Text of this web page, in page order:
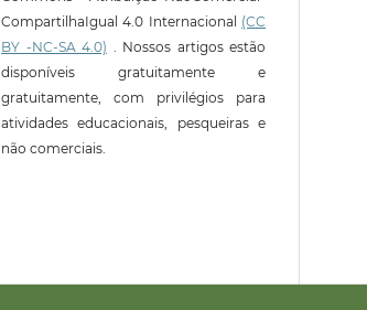
CompartilhaIgual 4.0 Internacional (CC
BY -NC-SA 4.0) . Nossos artigos estão
disponíveis gratuitamente e
gratuitamente, com privilégios para
atividades educacionais, pesqueiras e
não comerciais.